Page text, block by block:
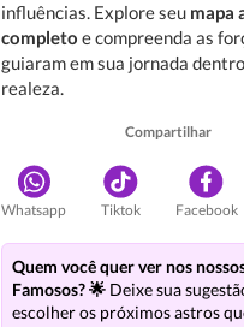
influências. Explore seu mapa
completo e compreenda as
guiaram em sua jornada
realeza.
Compartilhar
Whatsapp Tiktok Facebook
Quem você quer ver nos
Famosos? 🌟 Deixe sua
escolher os próximos astros